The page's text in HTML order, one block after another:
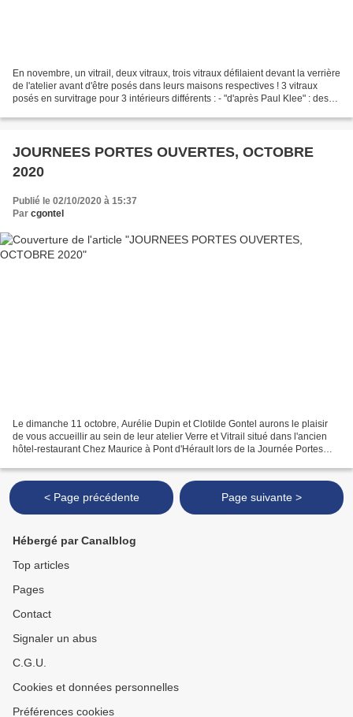
En novembre, un vitrail, deux vitraux, trois vitraux défilaient devant la verrière
de l'atelier avant d'être posés dans leurs maisons respectives ! 3 vitraux
posés en survitrage pour 3 intérieurs différents : - "d'après Paul Klee" : des
JOURNEES PORTES OUVERTES, OCTOBRE
2020
Publié le 02/10/2020 à 15:37
Par cgontel
Le dimanche 11 octobre, Aurélie Dupin et Clotilde Gontel aurons le plaisir
de vous accueillir au sein de leur atelier Verre et Vitrail situé dans l'ancien
hôtel-restaurant Chez Maurice à Pont d'Hérault lors de la Journée Portes
< Page précédente Page suivante >
Hébergé par Canalblog
Top articles
Pages
Contact
Signaler un abus
C.G.U.
Cookies et données personnelles
Préférences cookies